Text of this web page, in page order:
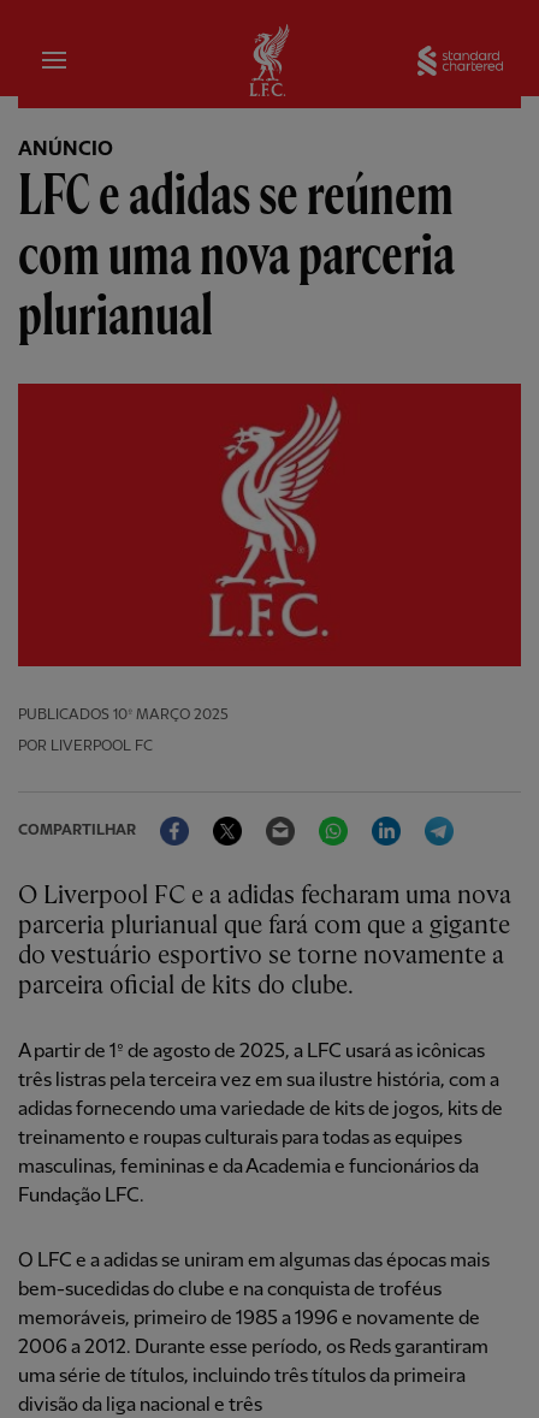
Inicial
ANÚNCIO
LFC e adidas se reúnem
com uma nova parceria
plurianual
PUBLICADOS 10º MARÇO 2025
POR LIVERPOOL FC
COMPARTILHAR
FacebookTwitter Email WhatsAppLinkedIn
O Liverpool FC e a adidas fecharam uma nova
parceria plurianual que fará com que a gigante
do vestuário esportivo se torne novamente a
parceira oficial de kits do clube.
A partir de 1º de agosto de 2025, a LFC usará as icônicas
três listras pela terceira vez em sua ilustre história, com a
adidas fornecendo uma variedade de kits de jogos, kits de
treinamento e roupas culturais para todas as equipes
masculinas, femininas e da Academia e funcionários da
Fundação LFC.
O LFC e a adidas se uniram em algumas das épocas mais
bem-sucedidas do clube e na conquista de troféus
memoráveis, primeiro de 1985 a 1996 e novamente de
2006 a 2012. Durante esse período, os Reds garantiram
uma série de títulos, incluindo três títulos da primeira
divisão da liga nacional e três